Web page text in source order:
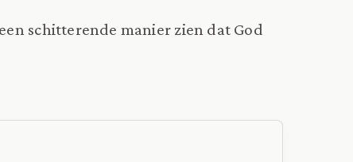
schitterende manier zien dat God